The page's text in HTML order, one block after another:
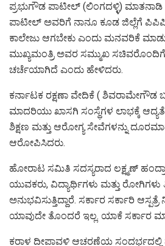
ಪ್ರಭುಗೌಡ ಪಾಟೀಲ್ (ಲಿಂಗದಳ್ಳಿ) ಮಾತನಾಡಿ
ಪಾಟೀಲ್ ಅವರಿಗೆ ನಾನೂ ಕೂಡ ಜಿಲ್ಲೆಗೆ ಪಿಪಿಪಿ
ಕಾಲೇಜು ಆಗಬೇಕು ಎಂದು ಮನವರಿಕೆ
ಮುಖ್ಯಮಂತ್ರಿ ಅವರ ಸಮ್ಮುಖ ಸಚಿವರೊಂದಿಗೆ
ಚರ್ಚೆಯಾಗಿದೆ ಎಂದು ಹೇಳಿದರು.
ಕರ್ನಾಟಕ ರಕ್ಷಣಾ ವೇದಿಕೆ (
ಮಾದರಿಯು ಖಾಸಗಿ ಸಂಸ್ಥೆಗಳ ಲಾಭಕ್ಕೆ
ಶಿಕ್ಷಣ ಮತ್ತು ಆರೋಗ್ಯ ಸೇವೆಗಳನ್ನು
ಆರೋಪಿಸಿದರು.
ಹೋರಾಟ ಸಮಿತಿ ಸದಸ್ಯರಾದ ಲಕ್ಷ್ಮಣ್
ಯುವಕರು, ವಿದ್ಯಾರ್ಥಿಗಳು ಮತ್ತು ರೋಗಿಗಳು
ಅನುಭವಿಸುತ್ತಿದ್ದಾರೆ. ಸರ್ಕಾರ ಸರ್ಕಾರಿ
ಯಾವುದೇ ತೊಂದರೆ ಇಲ್ಲ. ಯಾಕೆ ಸರ್ಕಾರ
ಕರಾಳ ದೀಪಾವಳಿ ಆಚರಣೆಯ ಸಂದರ್ಭದಲ್ಲಿ